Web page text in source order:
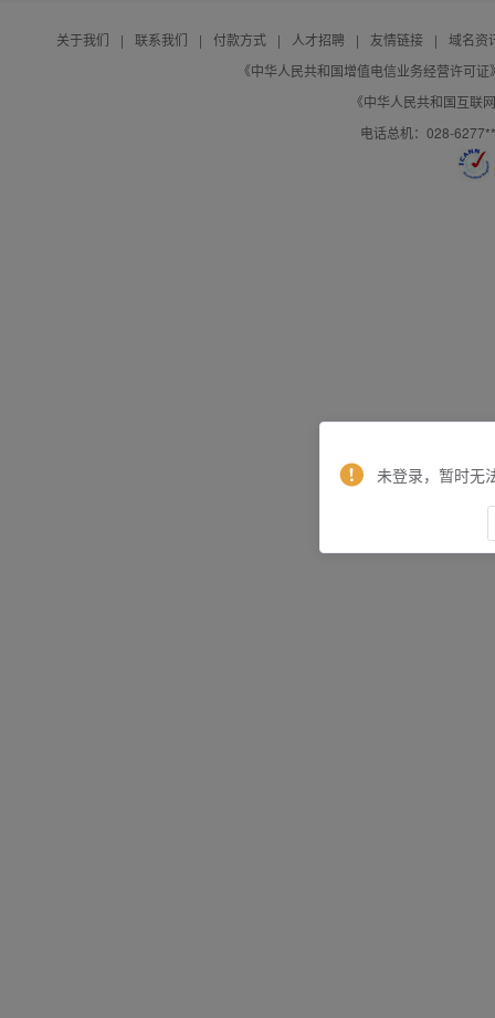
关于我们 | 联系我们 | 付款方式 | 人才招聘 | 友情链接 |
域名资
《中华人民共和国增值电信业务经营许可
《中华人民共和国互联
电话总机：028-
未登录，暂时无